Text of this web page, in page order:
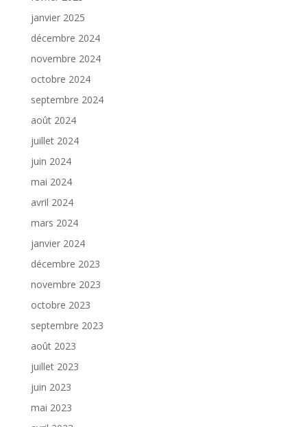
janvier 2025
décembre 2024
novembre 2024
octobre 2024
septembre 2024
août 2024
juillet 2024
juin 2024
mai 2024
avril 2024
mars 2024
janvier 2024
décembre 2023
novembre 2023
octobre 2023
septembre 2023
août 2023
juillet 2023
juin 2023
mai 2023